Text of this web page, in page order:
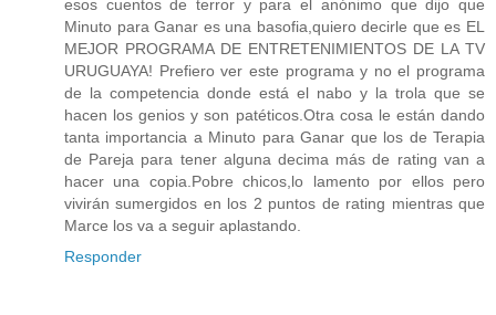
esos cuentos de terror y para el anónimo que dijo que
Minuto para Ganar es una basofia,quiero decirle que es EL
MEJOR PROGRAMA DE ENTRETENIMIENTOS DE LA TV
URUGUAYA! Prefiero ver este programa y no el programa
de la competencia donde está el nabo y la trola que se
hacen los genios y son patéticos.Otra cosa le están dando
tanta importancia a Minuto para Ganar que los de Terapia
de Pareja para tener alguna decima más de rating van a
hacer una copia.Pobre chicos,lo lamento por ellos pero
vivirán sumergidos en los 2 puntos de rating mientras que
Marce los va a seguir aplastando.
Responder